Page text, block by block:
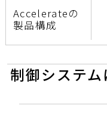
Accelerateの
製品構成
制御システ